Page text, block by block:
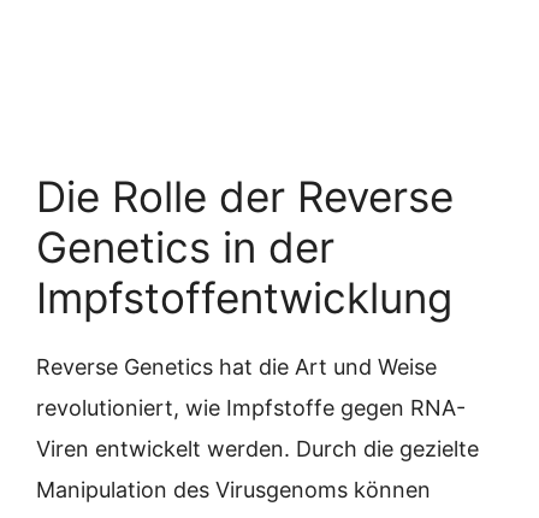
Die Rolle der Reverse
Genetics in der
Impfstoffentwicklung
Reverse Genetics hat die Art und Weise
revolutioniert, wie Impfstoffe gegen RNA-
Viren entwickelt werden. Durch die gezielte
Manipulation des Virusgenoms können